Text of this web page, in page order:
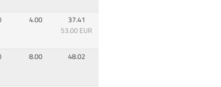
4.00
37.41
53.00 EUR
8.00 48.02